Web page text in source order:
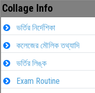
Collage Info
ভর্তির নির্দেশিকা
কলেজের মৌলিক তথ্যাদি
ভর্তির লিঙ্ক
Exam Routine